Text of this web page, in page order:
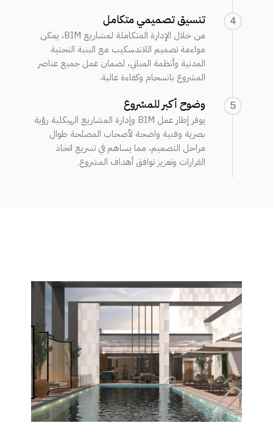
4 تنسيق تصميمي متكامل
من خلال الإدارة المتكاملة لمشاريع BIM، يمكن
مواءمة تصميم اللاندسكيب مع البنية التحتية
المدنية وأنظمة المباني، لضمان عمل جميع عناصر
المشروع بانسجام وكفاءة عالية.
5 وضوح أكبر للمشروع
يوفر إطار عمل BIM وإدارة المشاريع الهيكلية رؤية
بصرية وفنية واضحة لأصحاب المصلحة طوال
مراحل التصميم، مما يساهم في تسريع اتخاذ
القرارات وتعزيز توافق أهداف المشروع.